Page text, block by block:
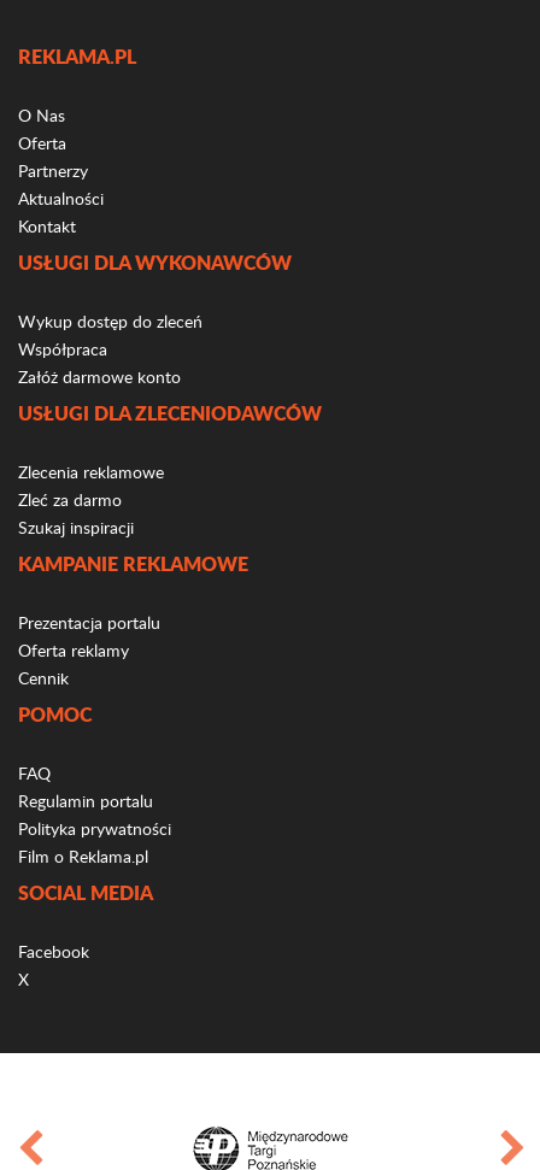
REKLAMA.PL
O Nas
Oferta
Partnerzy
Aktualności
Kontakt
USŁUGI DLA WYKONAWCÓW
Wykup dostęp do zleceń
Współpraca
Załóż darmowe konto
USŁUGI DLA ZLECENIODAWCÓW
Zlecenia reklamowe
Zleć za darmo
Szukaj inspiracji
KAMPANIE REKLAMOWE
Prezentacja portalu
Oferta reklamy
Cennik
POMOC
FAQ
Regulamin portalu
Polityka prywatności
Film o Reklama.pl
SOCIAL MEDIA
Facebook
X